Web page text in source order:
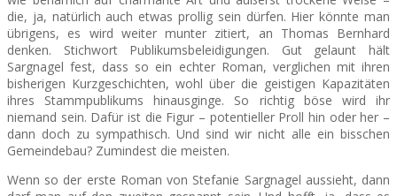
die, ja, natürlich auch etwas prollig sein dürfen. Hier könnte man
übrigens, es wird weiter munter zitiert, an Thomas Bernhard
denken. Stichwort Publikumsbeleidigungen. Gut gelaunt hält
Sargnagel fest, dass so ein echter Roman, verglichen mit ihren
bisherigen Kurzgeschichten, wohl über die geistigen Kapazitäten
ihres Stammpublikums hinausginge. So richtig böse wird ihr
niemand sein. Dafür ist die Figur – potentieller Proll hin oder her –
dann doch zu sympathisch. Und sind wir nicht alle ein bisschen
Gemeindebau? Zumindest die meisten.
Wenn so der erste Roman von Stefanie Sargnagel aussieht, dann